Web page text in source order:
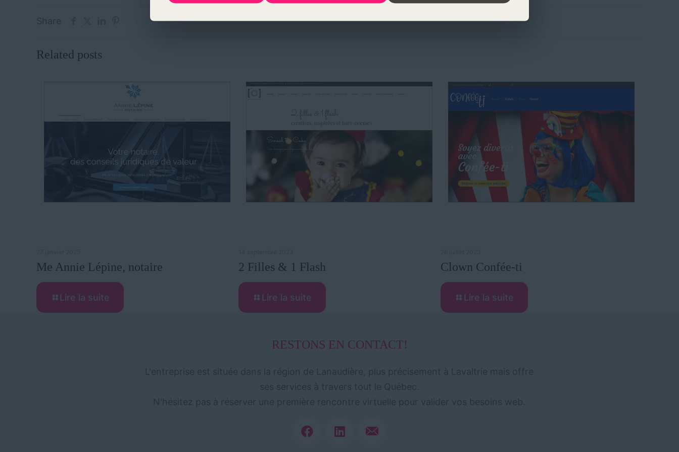
Share
Related posts
Me Annie Lépine, notaire
Lire la suite
2 Filles & 1 Flash
Lire la suite
Clown Confée-ti
Lire la suite
RESTONS EN CONTACT!